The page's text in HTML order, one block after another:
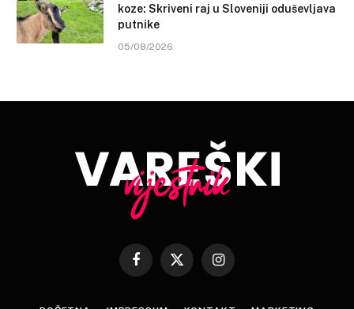
koze: Skriveni raj u Sloveniji oduševljava
putnike
05/08/2026
Facebook
X
Instagram